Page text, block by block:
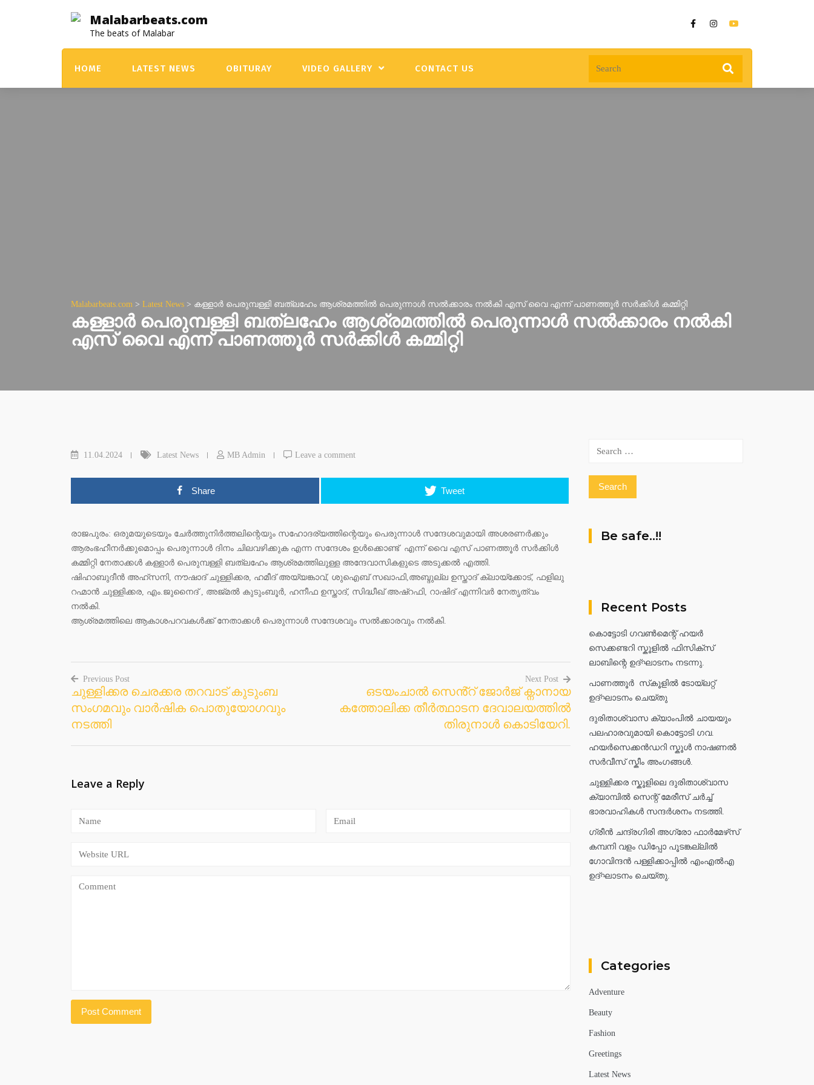
Malabarbeats.com
The beats of Malabar
HOME LATEST NEWS OBITURAY VIDEO GALLERY CONTACT US
Malabarbeats.com > Latest News > കള്ളാർ പെരുമ്പള്ളി ബത്‌ലഹേം ആശ്രമത്തിൽ പെരുന്നാൾ സൽക്കാരം നൽകി എസ് വൈ എന്ന് പാണത്തൂർ സർക്കിൾ കമ്മിറ്റി
കള്ളാർ പെരുമ്പള്ളി ബത്‌ലഹേം ആശ്രമത്തിൽ പെരുന്നാൾ സൽക്കാരം നൽകി
എസ് വൈ എന്ന് പാണത്തൂർ സർക്കിൾ കമ്മിറ്റി
11.04.2024 Latest News MB Admin Leave a comment
Share Tweet
രാജപുരം: ഒരുമയുടെയും ചേർത്തുനിർത്തലിന്റെയും സഹോദര്യത്തിന്റെയും പെരുന്നാൾ സന്ദേശവുമായി അശരണർക്കും
ആരംഭഹീനർക്കുമൊപ്പം പെരുന്നാൾ ദിനം ചിലവഴിക്കുക എന്ന സന്ദേശം ഉൾക്കൊണ്ട് എന്ന് വൈ എസ് പാണത്തൂർ സർക്കിൾ
കമ്മിറ്റി നേതാക്കൾ കള്ളാർ പെരുമ്പള്ളി ബത്‌ലഹേം ആശ്രമത്തിലുള്ള അന്ദേവാസികളുടെ അടുക്കൽ എത്തി.
ഷിഹാബുദീൻ അഹ്സനി, നൗഷാദ് ചുള്ളിക്കര, ഹമീദ് അയ്യങ്കാവ്, ശുഐബ് സഖാഫി,അബ്ദുല്ല ഉസ്താദ് ക്ലായ്ക്കോട്, ഫളിലു
റഹ്മാൻ ചുള്ളിക്കര, എം.ജുനൈദ് , അജ്മൽ കുടുംബൂർ, ഹനീഫ ഉസ്താദ്, സിദ്ധീഖ് അഷ്റഫി, റാഷിദ്‌ എന്നിവർ നേതൃത്വം
നൽകി.
ആശ്രമത്തിലെ ആകാശപറവകൾക്ക് നേതാക്കൾ പെരുന്നാൾ സന്ദേശവും സൽക്കാരവും നൽകി.
Post
navigation
Previous Post
ചുള്ളിക്കര ചെരക്കര തറവാട് കുടുംബ
സംഗമവും വാർഷിക പൊതുയോഗവും
നടത്തി
Next Post
ഒടയംചാൽ സെൻ്റ് ജോർജ് ക്നാനായ
കത്തോലിക്ക തീർത്ഥാടന ദേവാലയത്തിൽ
തിരുനാൾ കൊടിയേറി.
Leave a Reply
Be safe..!!
Recent Posts
കൊട്ടോടി ഗവൺമെന്റ് ഹയർ
സെക്കണ്ടറി സ്കൂളിൽ ഫിസിക്സ്
ലാബിന്റെ ഉദ്ഘാടനം നടന്നു.
പാണത്തൂർ സ്‌കൂളിൽ ടോയ്ലറ്റ്
ഉദ്ഘാടനം ചെയ്തു
ദുരിതാശ്വാസ ക്യാംപിൽ ചായയും
പലഹാരവുമായി കൊട്ടോടി ഗവ.
ഹയർസെക്കൻഡറി സ്കൂൾ നാഷണൽ
സർവീസ് സ്കീം അംഗങ്ങൾ.
ചുള്ളിക്കര സ്കൂളിലെ ദുരിതാശ്വാസ
ക്യാമ്പിൽ സെന്റ് മേരീസ് ചർച്ച്
ഭാരവാഹികൾ സന്ദർശനം നടത്തി.
ഗ്രീൻ ചന്ദ്രഗിരി അഗ്രോ ഫാർമേഴ്‌സ്
കമ്പനി വളം ഡിപ്പോ പൂടങ്കല്ലിൽ
ഗോവിന്ദൻ പള്ളിക്കാപ്പിൽ എംഎൽഎ
ഉദ്ഘാടനം ചെയ്തു.
Categories
Adventure
Beauty
Fashion
Greetings
Latest News